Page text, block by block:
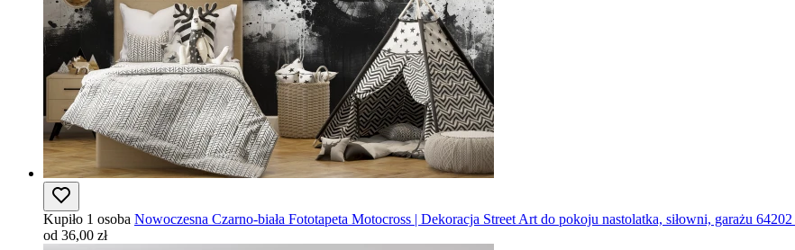
Kupiło 1 osoba Nowoczesna Czarno-biała Fototapeta Motocross | Dekoracja Street Art do pokoju nastolatka, siłowni, garażu 64202
od 36,00 zł